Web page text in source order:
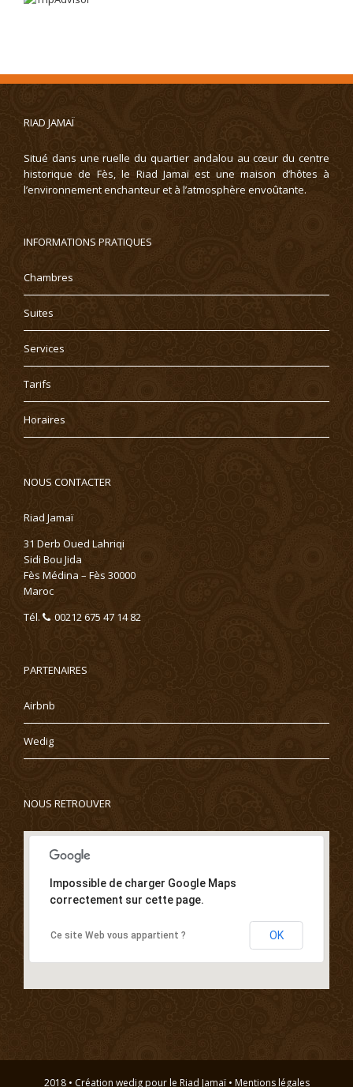
RIAD JAMAÏ
Situé dans une ruelle du quartier andalou au cœur du centre
historique de Fès, le Riad Jamaï est une maison d’hôtes à
l’environnement enchanteur et à l’atmosphère envoûtante.
INFORMATIONS PRATIQUES
Chambres
Suites
Services
Tarifs
Horaires
NOUS CONTACTER
Riad Jamaï
31 Derb Oued Lahriqi
Sidi Bou Jida
Fès Médina – Fès 30000
Maroc
Tél.
00212 675 47 14 82
PARTENAIRES
Airbnb
Wedig
NOUS RETROUVER
Impossible de charger Google Maps
correctement sur cette page.
Ce site Web vous appartient ? OK
2018 • Création wedigpour le Riad Jamaï• Mentions légales